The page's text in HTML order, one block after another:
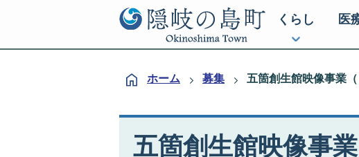
くらし 医
ホーム 募集 五箇創生館映像事業
五箇創生館映像事